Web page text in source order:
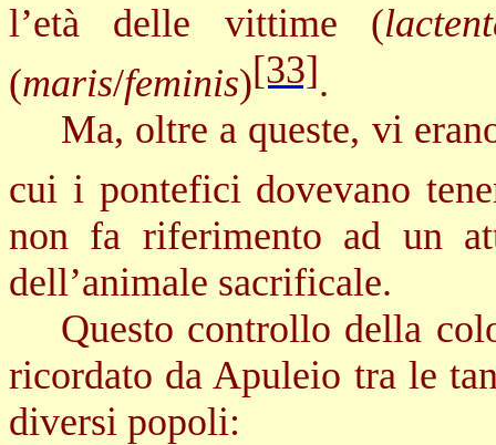
l’età delle vittime (
(maris/feminis)[33].
Ma, oltre a queste, vi
cui i pontefici dovevano
non fa riferimento ad un
dell’animale sacrificale.
Questo controllo della
ricordato da Apuleio tra le
diversi popoli: